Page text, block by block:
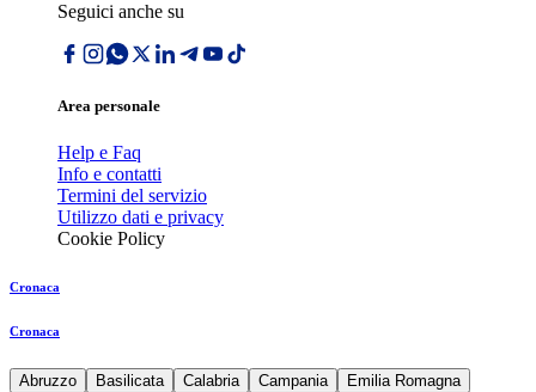
Seguici anche su
Area personale
Help e Faq
Info e contatti
Termini del servizio
Utilizzo dati e privacy
Cookie Policy
Cronaca
Cronaca
Abruzzo Basilicata Calabria Campania
Emilia Romagna